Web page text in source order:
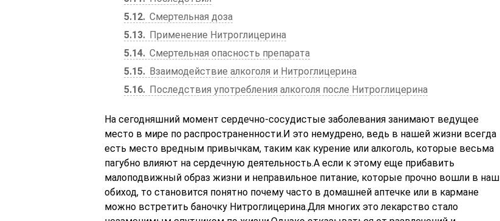
5.12 Смертельная доза
5.13
Применение Нитроглицерина
5.14 Смертельная опасность препарата
5.15
Взаимодействие алкоголя и Нитроглицерина
5.16
Последствия употребления алкоголя после Нитроглицерина
На сегодняшний момент сердечно-сосудистые заболевания занимают ведущее
место в мире по распространенности.И это немудрено, ведь в нашей жизни всегда
есть место вредным привычкам, таким как курение или алкоголь, которые весьма
пагубно влияют на сердечную деятельность.А если к этому еще прибавить
малоподвижный образ жизни и неправильное питание, которые прочно вошли в наш
обиход, то становится понятно почему часто в домашней аптечке или в кармане
можно встретить баночку Нитроглицерина.Для многих это лекарство стало